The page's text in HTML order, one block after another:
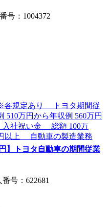
号：1004372
】トヨタ自動車の期間従業
号：622681